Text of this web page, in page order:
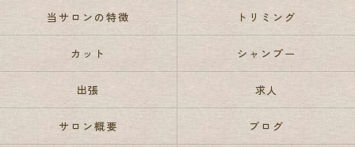
当サロンの特徴 トリミング
カット シャンプー
出張 求人
サロン概要 ブログ